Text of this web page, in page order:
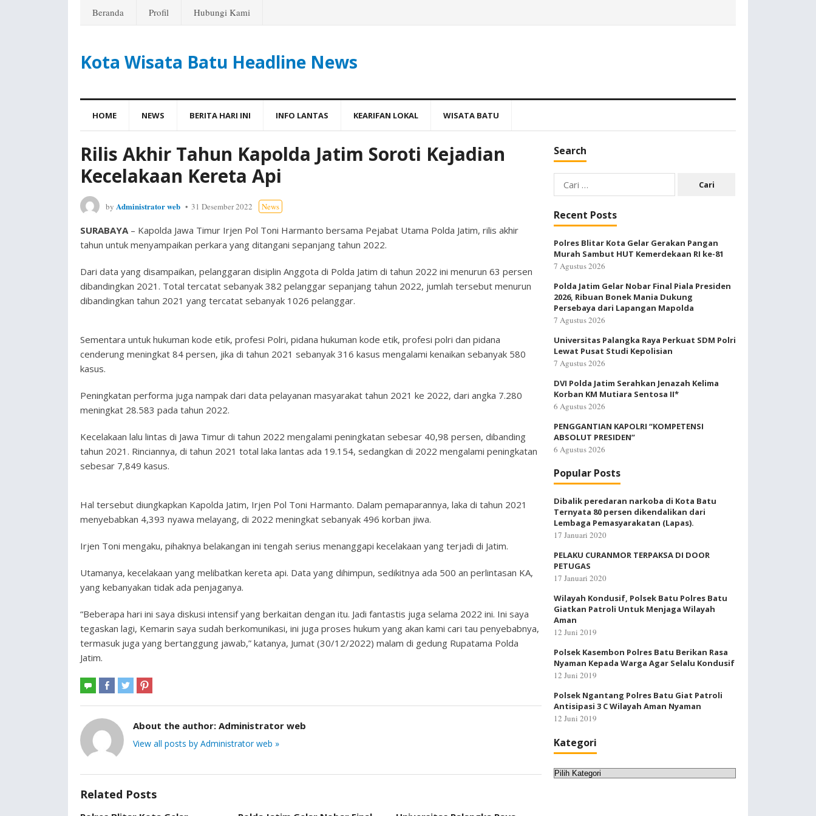
Beranda Profil Hubungi Kami
Kota Wisata Batu Headline News
HOME NEWS BERITA HARI INI INFO LANTAS KEARIFAN LOKAL WISATA BATU
Rilis Akhir Tahun Kapolda Jatim Soroti Kejadian
Kecelakaan Kereta Api
by Administrator web 31 Desember 2022 News
SURABAYA– Kapolda Jawa Timur Irjen Pol Toni Harmanto bersama Pejabat Utama Polda Jatim, rilis akhir
tahun untuk menyampaikan perkara yang ditangani sepanjang tahun 2022.
Dari data yang disampaikan, pelanggaran disiplin Anggota di Polda Jatim di tahun 2022 ini menurun 63 persen
dibandingkan 2021. Total tercatat sebanyak 382 pelanggar sepanjang tahun 2022, jumlah tersebut menurun
dibandingkan tahun 2021 yang tercatat sebanyak 1026 pelanggar.
Sementara untuk hukuman kode etik, profesi Polri, pidana hukuman kode etik, profesi polri dan pidana
cenderung meningkat 84 persen, jika di tahun 2021 sebanyak 316 kasus mengalami kenaikan sebanyak 580
kasus.
Peningkatan performa juga nampak dari data pelayanan masyarakat tahun 2021 ke 2022, dari angka 7.280
meningkat 28.583 pada tahun 2022.
Kecelakaan lalu lintas di Jawa Timur di tahun 2022 mengalami peningkatan sebesar 40,98 persen, dibanding
tahun 2021. Rinciannya, di tahun 2021 total laka lantas ada 19.154, sedangkan di 2022 mengalami peningkatan
sebesar 7,849 kasus.
Hal tersebut diungkapkan Kapolda Jatim, Irjen Pol Toni Harmanto. Dalam pemaparannya, laka di tahun 2021
menyebabkan 4,393 nyawa melayang, di 2022 meningkat sebanyak 496 korban jiwa.
Irjen Toni mengaku, pihaknya belakangan ini tengah serius menanggapi kecelakaan yang terjadi di Jatim.
Utamanya, kecelakaan yang melibatkan kereta api. Data yang dihimpun, sedikitnya ada 500 an perlintasan KA,
yang kebanyakan tidak ada penjaganya.
“Beberapa hari ini saya diskusi intensif yang berkaitan dengan itu. Jadi fantastis juga selama 2022 ini. Ini saya
tegaskan lagi, Kemarin saya sudah berkomunikasi, ini juga proses hukum yang akan kami cari tau penyebabnya,
termasuk juga yang bertanggung jawab,” katanya, Jumat (30/12/2022) malam di gedung Rupatama Polda
Jatim.
About the author: Administrator web
View all posts by Administrator web »
Related Posts
Search
Cari
untuk:
Recent Posts
Polres Blitar Kota Gelar Gerakan Pangan
Murah Sambut HUT Kemerdekaan RI ke-81
7 Agustus 2026
Polda Jatim Gelar Nobar Final Piala Presiden
2026, Ribuan Bonek Mania Dukung
Persebaya dari Lapangan Mapolda
7 Agustus 2026
Universitas Palangka Raya Perkuat SDM Polri
Lewat Pusat Studi Kepolisian
7 Agustus 2026
DVI Polda Jatim Serahkan Jenazah Kelima
Korban KM Mutiara Sentosa II*
6 Agustus 2026
PENGGANTIAN KAPOLRI “KOMPETENSI
ABSOLUT PRESIDEN”
6 Agustus 2026
Popular Posts
Dibalik peredaran narkoba di Kota Batu
Ternyata 80 persen dikendalikan dari
Lembaga Pemasyarakatan (Lapas).
17 Januari 2020
PELAKU CURANMOR TERPAKSA DI DOOR
PETUGAS
17 Januari 2020
Wilayah Kondusif, Polsek Batu Polres Batu
Giatkan Patroli Untuk Menjaga Wilayah
Aman
12 Juni 2019
Polsek Kasembon Polres Batu Berikan Rasa
Nyaman Kepada Warga Agar Selalu Kondusif
12 Juni 2019
Polsek Ngantang Polres Batu Giat Patroli
Antisipasi 3 C Wilayah Aman Nyaman
12 Juni 2019
Kategori
Kategori